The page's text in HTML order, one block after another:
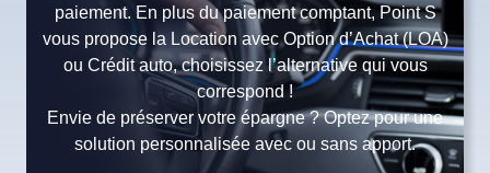
paiement. En plus du paiement comptant, Point S
vous propose la Location avec Option d’Achat (LOA)
ou Crédit auto, choisissez l’alternative qui vous
correspond !
Envie de préserver votre épargne ? Optez pour une
solution personnalisée avec ou sans apport.